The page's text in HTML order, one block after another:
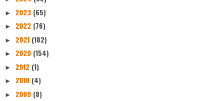
► 2023 (65)
► 2022 (76)
► 2021 (182)
► 2020 (154)
► 2012 (1)
► 2010 (4)
► 2009 (8)